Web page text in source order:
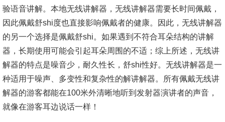
验语音讲解。本地无线讲解器，无线讲解器需要长时间佩戴，
因此佩戴舒shi度也直接影响佩戴者的健康。因此，无线讲解器
的另一个选择是佩戴舒shi。如果遇到不符合耳朵结构的讲解
器，长期使用可能会引起耳朵周围的不适；综上所述，无线讲
解器的特点是噪音少，耐久性长，舒shi性好。无线讲解器是一
种适用于噪声、多变性和复杂性的解讲解器。所有佩戴无线讲
解器的游客都能在100米外清晰地听到发射器演讲者的声音，
就像在游客耳边说话一样！